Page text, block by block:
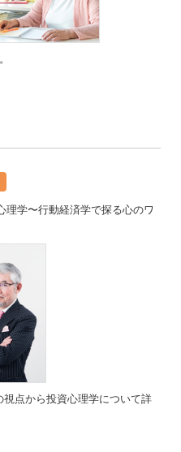
理学〜行動経済学で探る心のワ
点から投資心理学について詳